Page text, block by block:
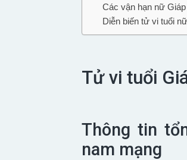
Các vận hạn nữ
Diễn biến tử vi tuổi
Tử vi tuổi
Thông tin
nam mạng